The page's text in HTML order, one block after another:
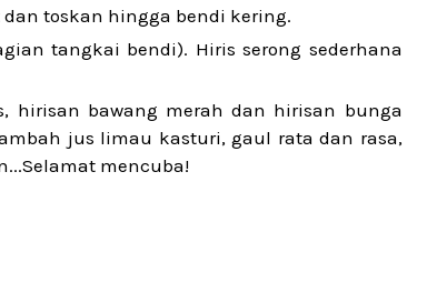
toskan hingga bendi kering.
tangkai bendi). Hiris serong sederhana
hirisan bawang merah dan hirisan bunga
jus limau kasturi, gaul rata dan rasa,
mencuba!